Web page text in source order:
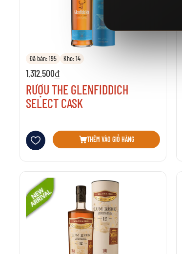
Đã bán: 195 Kho: 14
1.312.500₫
RƯỢU THE GLENFIDDICH
SELECT CASK
Thêm vào danh sách yêu thích
THÊM VÀO GIỎ HÀNG